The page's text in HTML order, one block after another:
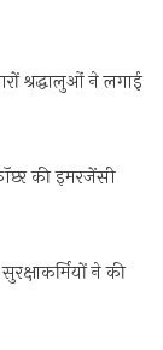
श्रद्धालुओं ने लगाई
की इमरजेंसी
ने की